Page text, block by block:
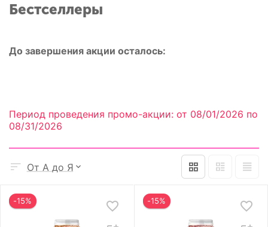
Бестселлеры
До завершения акции осталось:
Период проведения промо-акции: от 08/01/2026 по
08/31/2026
От А до Я
-15% -15%